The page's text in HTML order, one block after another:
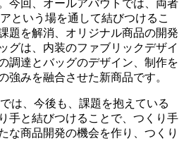
今回、オールアバウトでは、両者
という場を通して結びつけるこ
題を解消、オリジナル商品の開発
グは、内装のファブリックデザイ
調達とバッグのデザイン、制作を
強みを融合させた新商品です。
は、今後も、課題を抱えている
手と結びつけることで、つくり手
な商品開発の機会を作り、つくり